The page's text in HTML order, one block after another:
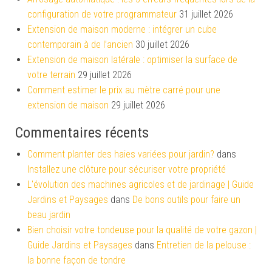
configuration de votre programmateur 31 juillet 2026
Extension de maison moderne : intégrer un cube
contemporain à de l’ancien 30 juillet 2026
Extension de maison latérale : optimiser la surface de
votre terrain 29 juillet 2026
Comment estimer le prix au mètre carré pour une
extension de maison 29 juillet 2026
Commentaires récents
Comment planter des haies variées pour jardin? dans
Installez une clôture pour sécuriser votre propriété
L'évolution des machines agricoles et de jardinage | Guide
Jardins et Paysages dans De bons outils pour faire un
beau jardin
Bien choisir votre tondeuse pour la qualité de votre gazon |
Guide Jardins et Paysages dans Entretien de la pelouse :
la bonne façon de tondre